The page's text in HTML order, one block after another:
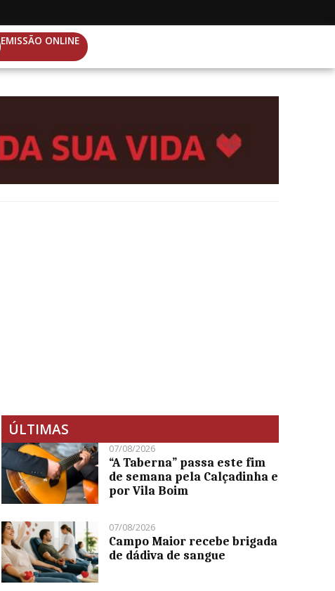
EMISSÃO ONLINE
ÚLTIMAS
07/08/2026
“A Taberna” passa este fim
de semana pela Calçadinha e
por Vila Boim
07/08/2026
Campo Maior recebe brigada
de dádiva de sangue